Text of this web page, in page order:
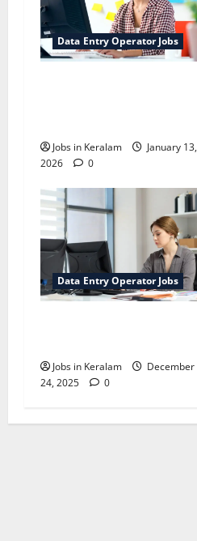
Data Entry Operator Jobs
Jobs in Keralam
January 13,
2026
0
Data Entry Operator Jobs
Jobs in Keralam
December
24, 2025
0